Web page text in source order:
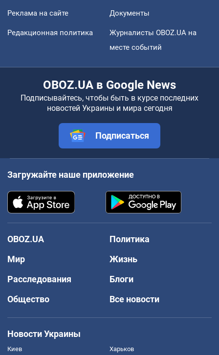
Реклама на сайте Документы
Редакционная политика
Журналисты OBOZ.UA на
месте событий
OBOZ.UA в Google News
Подписывайтесь, чтобы быть в курсе последних
новостей Украины и мира сегодня
Подписаться
Загружайте наше приложение
OBOZ.UA
Политика
Мир
Жизнь
Расследования
Блоги
Общество
Все новости
Новости Украины
Киев Харьков